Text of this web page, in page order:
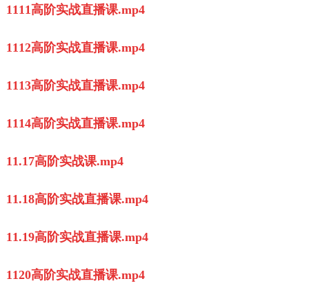
1111高阶实战直播课.mp4
1112高阶实战直播课.mp4
1113高阶实战直播课.mp4
1114高阶实战直播课.mp4
11.17高阶实战课.mp4
11.18高阶实战直播课.mp4
11.19高阶实战直播课.mp4
1120高阶实战直播课.mp4